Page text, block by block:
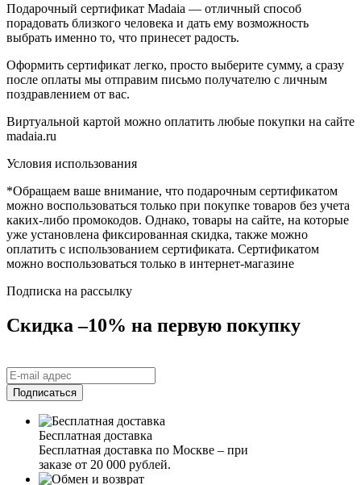
Подарочный сертификат Madaia — отличный способ
порадовать близкого человека и дать ему возможность
выбрать именно то, что принесет радость.
Оформить сертификат легко, просто выберите сумму, а сразу
после оплаты мы отправим письмо получателю с личным
поздравлением от вас.
Виртуальной картой можно оплатить любые покупки на сайте
madaia.ru
Условия использования
*Обращаем ваше внимание, что подарочным сертификатом
можно воспользоваться только при покупке товаров без учета
каких-либо промокодов. Однако, товары на сайте, на которые
уже установлена фиксированная скидка, также можно
оплатить с использованием сертификата. Сертификатом
можно воспользоваться только в интернет-магазине
Подписка на рассылку
Скидка –10% на первую покупку
Бесплатная доставка
Бесплатная доставка по Москве – при
заказе от 20 000 рублей.